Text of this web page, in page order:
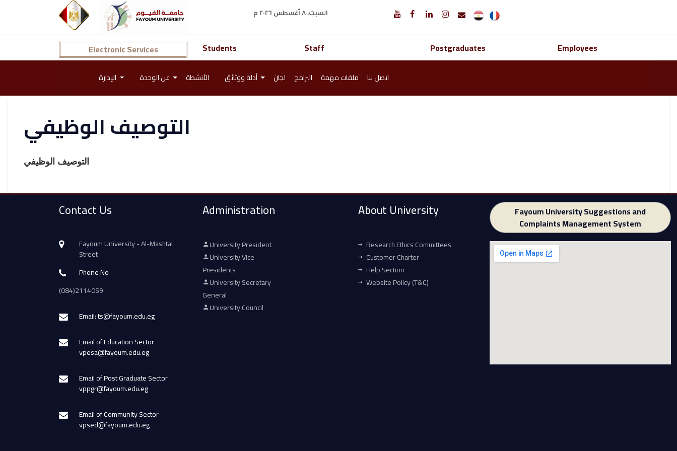
السبت، ٨ أغسطس ٢٠٢٦ م
Electronic Services Students Staff Postgraduates Employees
الأنشطة أدلة ووثائق لجان البرامج ملفات مهمة اتصل بنا
التوصيف الوظيفي
التوصيف الوظيفي
Contact Us
Fayoum University - Al-Mashtal
Street
Phone No
(084)2114059
Email: ts@fayoum.edu.eg
Email of Education Sector
vpesa@fayoum.edu.eg
Email of Post Graduate Sector
vppgr@fayoum.edu.eg
Email of Community Sector
vpsed@fayoum.edu.eg
Administration
University President
University Vice
Presidents
University Secretary
General
University Council
About University
Research Ethics Committees
Customer Charter
Help Section
Website Policy (T&C)
Fayoum University Suggestions and
Complaints Management System